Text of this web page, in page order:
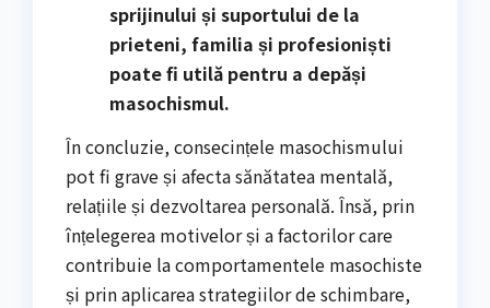
sprijinului și suportului de la
prieteni, familia și profesioniști
poate fi utilă pentru a depăși
masochismul.
În concluzie, consecințele masochismului
pot fi grave și afecta sănătatea mentală,
relațiile și dezvoltarea personală. Însă, prin
înțelegerea motivelor și a factorilor care
contribuie la comportamentele masochiste
și prin aplicarea strategiilor de schimbare,